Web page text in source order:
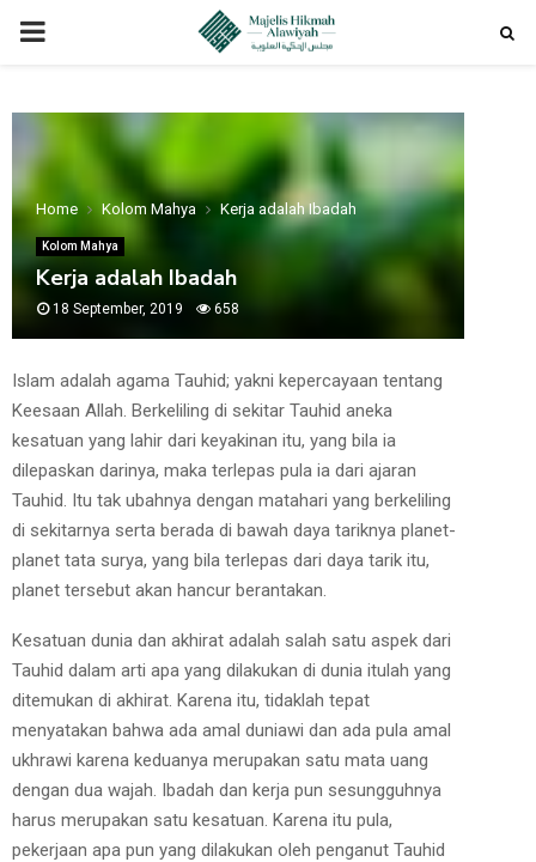
PRIMARY
Home Kolom Mahya Kerja adalah Ibadah
Kolom Mahya
Kerja adalah Ibadah
18 September, 2019 658
Islam adalah agama Tauhid; yakni kepercayaan tentang
Keesaan Allah. Berkeliling di sekitar Tauhid aneka
kesatuan yang lahir dari keyakinan itu, yang bila ia
dilepaskan darinya, maka terlepas pula ia dari ajaran
Tauhid. Itu tak ubahnya dengan matahari yang berkeliling
di sekitarnya serta berada di bawah daya tariknya planet-
planet tata surya, yang bila terlepas dari daya tarik itu,
planet tersebut akan hancur berantakan.
Kesatuan dunia dan akhirat adalah salah satu aspek dari
Tauhid dalam arti apa yang dilakukan di dunia itulah yang
ditemukan di akhirat. Karena itu, tidaklah tepat
menyatakan bahwa ada amal duniawi dan ada pula amal
ukhrawi karena keduanya merupakan satu mata uang
dengan dua wajah. Ibadah dan kerja pun sesungguhnya
harus merupakan satu kesatuan. Karena itu pula,
pekerjaan apa pun yang dilakukan oleh penganut Tauhid